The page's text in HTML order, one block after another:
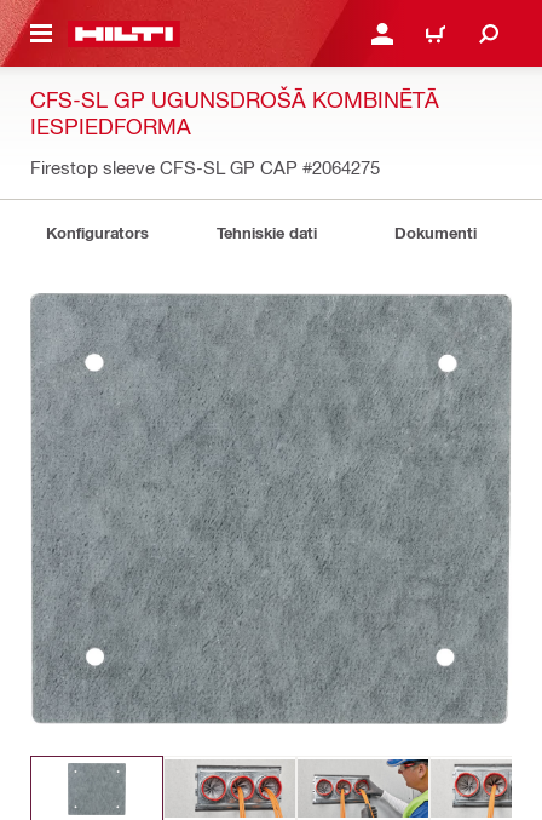
SATURU PIESLĒGTIES VAI
IEPIRKŠANĀS
CFS-SL GP UGUNSDROŠĀ KOMBINĒTĀ
IESPIEDFORMA
Firestop sleeve CFS-SL GP CAP #2064275
Konfigurators Tehniskie dati Dokumenti